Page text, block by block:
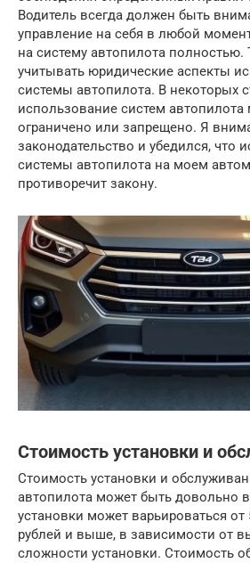
Водитель всегда должен быть
управление на себя в любой
на систему автопилота
учитывать юридические аспекты
системы автопилота. В некоторых
использование систем
ограничено или запрещено. Я
законодательство и убедился, что
системы автопилота на моем
противоречит закону.
Стоимость установки и
Стоимость установки и
автопилота может быть довольно
установки может варьироваться от
рублей и выше, в зависимости от
сложности установки. Стоимость